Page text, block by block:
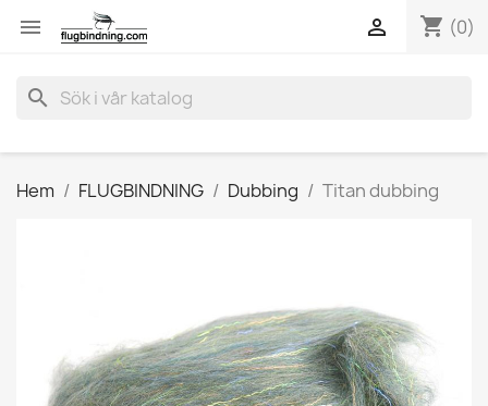
 shopping_cart (0)

search
Hem FLUGBINDNING Dubbing Titan dubbing